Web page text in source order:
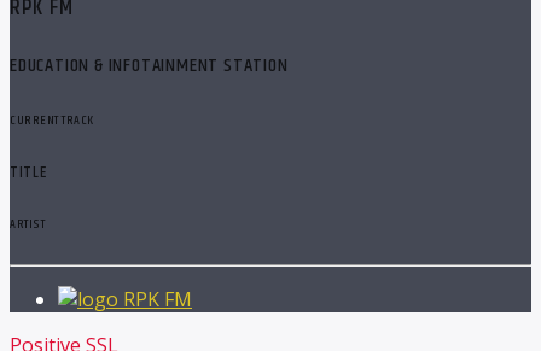
RPK FM
EDUCATION & INFOTAINMENT STATION
CURRENT TRACK
TITLE
ARTIST
RPK FM
Positive SSL